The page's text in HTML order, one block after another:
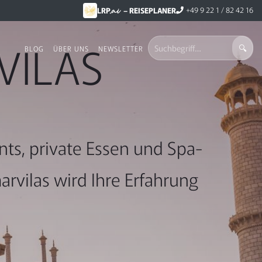
LRP.ai – REISEPLANER +49 9 22 1 / 82 42 16
BLOG ÜBER UNS NEWSLETTER
private Essen und Spa-
wird Ihre Erfahrung